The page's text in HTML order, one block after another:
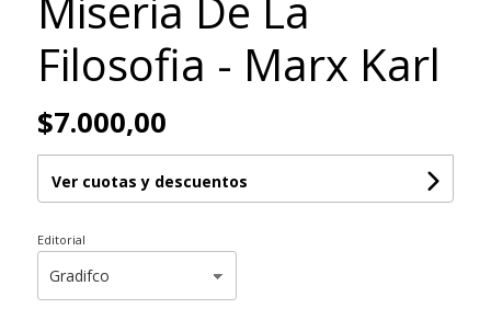
Filosofia - Marx Karl
$7.000,00
Ver cuotas y descuentos
Editorial